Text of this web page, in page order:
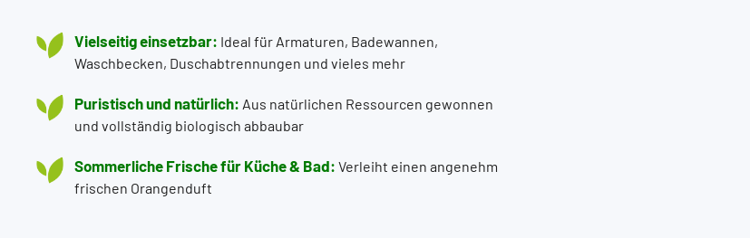
Vielseitig einsetzbar: Ideal für Armaturen, Badewannen,
Waschbecken, Duschabtrennungen und vieles mehr
Puristisch und natürlich: Aus natürlichen Ressourcen gewonnen
und vollständig biologisch abbaubar
Sommerliche Frische für Küche & Bad: Verleiht einen angenehm
frischen Orangenduft